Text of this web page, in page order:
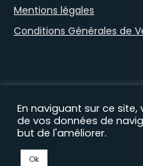
Mentions légales
Conditions Générales de
Nos autres sites :Filprod
|Comédie Saint Roch
En naviguant sur ce
de vos données de
but de l'améliorer.
Ok